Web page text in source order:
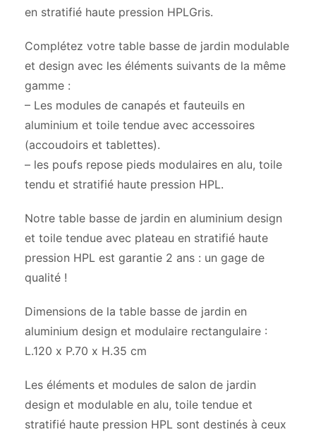
en stratifié haute pression HPLGris.
Complétez votre table basse de jardin modulable
et design avec les éléments suivants de la même
gamme :
– Les modules de canapés et fauteuils en
aluminium et toile tendue avec accessoires
(accoudoirs et tablettes).
– les poufs repose pieds modulaires en alu, toile
tendu et stratifié haute pression HPL.
Notre table basse de jardin en aluminium design
et toile tendue avec plateau en stratifié haute
pression HPL est garantie 2 ans : un gage de
qualité !
Dimensions de la table basse de jardin en
aluminium design et modulaire rectangulaire :
L.120 x P.70 x H.35 cm
Les éléments et modules de salon de jardin
design et modulable en alu, toile tendue et
stratifié haute pression HPL sont destinés à ceux